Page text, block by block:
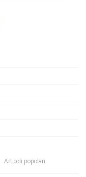
Articoli popolari